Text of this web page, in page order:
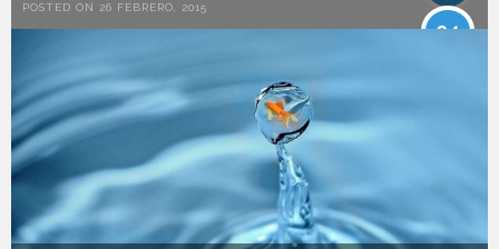
POSTED ON 26 FEBRERO, 2015
04